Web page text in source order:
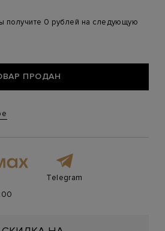
получите 0 рублей на следующую
ПРОДАН
Telegram